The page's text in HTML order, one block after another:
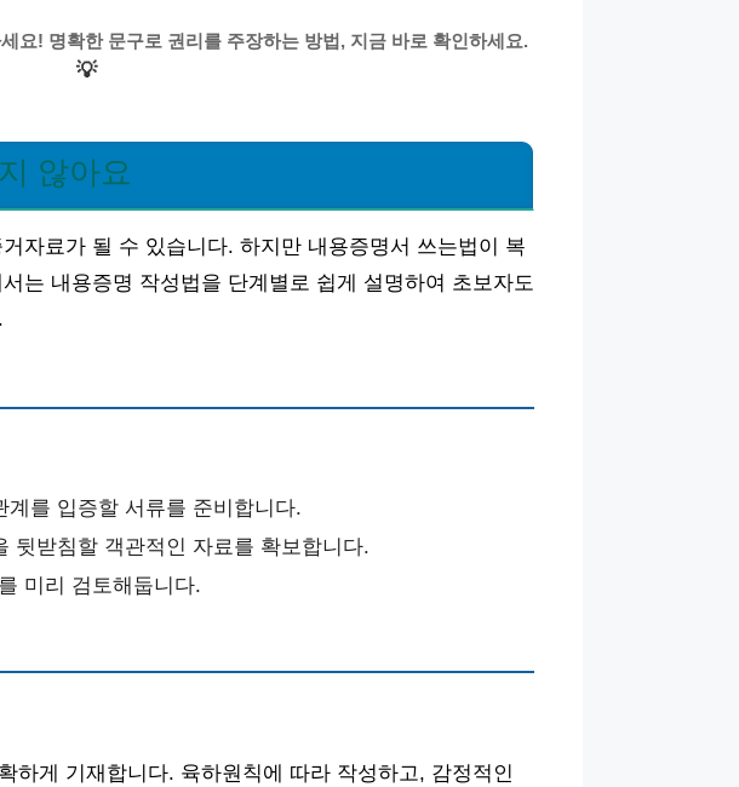
요! 명확한 문구로 권리를 주장하는 방법, 지금 바로 확인하세요.
💡
않아요
자료가 될 수 있습니다. 하지만 내용증명서 쓰는법이 복
는 내용증명 작성법을 단계별로 쉽게 설명하여 초보자도
를 입증할 서류를 준비합니다.
뒷받침할 객관적인 자료를 확보합니다.
미리 검토해둡니다.
하게 기재합니다. 육하원칙에 따라 작성하고, 감정적인